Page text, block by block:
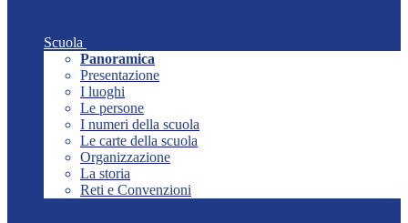
Scuola
Panoramica
Presentazione
I luoghi
Le persone
I numeri della scuola
Le carte della scuola
Organizzazione
La storia
Reti e Convenzioni